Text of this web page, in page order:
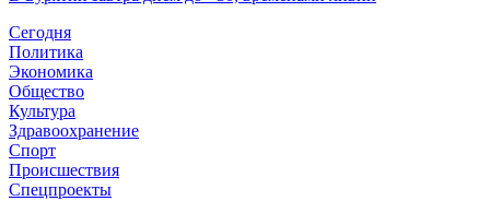
Сегодня
Политика
Экономика
Общество
Культура
Здравоохранение
Спорт
Происшествия
Спецпроекты